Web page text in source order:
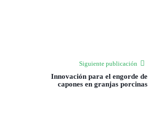
Siguiente publicación
Innovación para el engorde de
capones en granjas porcinas